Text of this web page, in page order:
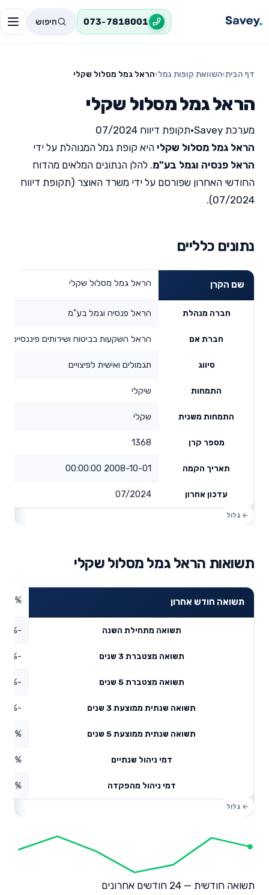
073-7818001 חיפוש
דף הבית›השוואת קופות גמל›הראל גמל מסלול שקלי
הראל גמל מסלול שקלי
מערכת Savey •תקופת דיווח 07/2024
הראל גמל מסלול שקלי היא קופת גמל המנוהלת על ידי
הראל פנסיה וגמל בע"מ. להלן הנתונים המלאים מהדוח
החודשי האחרון שפורסם על ידי משרד האוצר (תקופת דיווח
07/2024).
נתונים כלליים
שם הקרן הראל גמל מסלול שקלי
חברה מנהלת הראל פנסיה וגמל בע"מ
חברת אם הראל השקעות בביטוח ושירותים פיננסיים
סיווג תגמולים ואישית לפיצויים
התמחות שיקלי
התמחות משנית שקלי
מספר קרן 1368
תאריך הקמה 2008-10-01 00:00:00
עדכון אחרון 07/2024
תשואות הראל גמל מסלול שקלי
תשואה חודש אחרון 0%
תשואה מתחילת השנה -1.27%
תשואה מצטברת 3 שנים -4.51%
תשואה מצטברת 5 שנים -0.01%
תשואה שנתית ממוצעת 3 שנים -1.53%
תשואה שנתית ממוצעת 5 שנים 0%
דמי ניהול שנתיים
דמי ניהול מהפקדה 0.19%
תשואה חודשית — 24 חודשים אחרונים